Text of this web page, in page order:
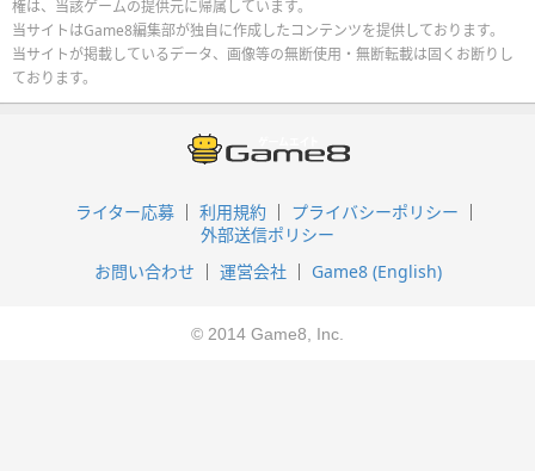
権は、当該ゲームの提供元に帰属しています。
当サイトはGame8編集部が独自に作成したコンテンツを提供しております。
当サイトが掲載しているデータ、画像等の無断使用・無断転載は固くお断りし
ております。
ライター応募 利用規約
プライバシーポリシー
外部送信ポリシー
お問い合わせ
運営会社 Game8 (English)
© 2014 Game8, Inc.